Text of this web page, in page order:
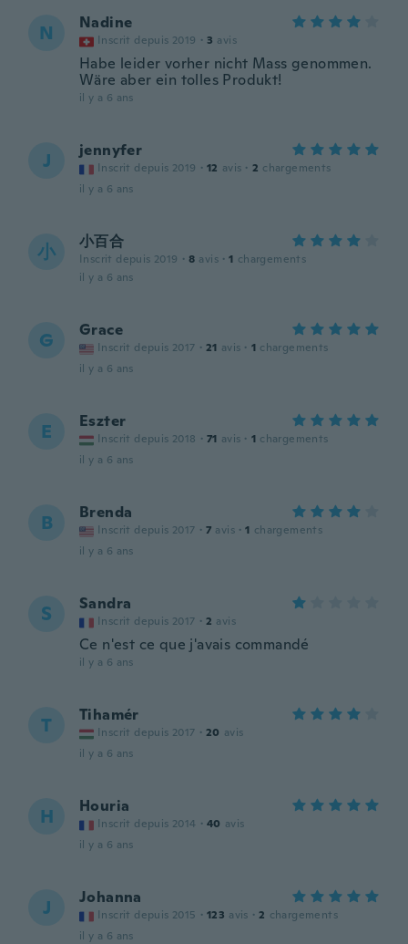
N Nadine
Inscrit depuis 2019 · 3 avis
Habe leider vorher nicht Mass genommen.
Wäre aber ein tolles Produkt!
il y a 6 ans
J jennyfer
Inscrit depuis 2019 · 12 avis · 2 chargements
il y a 6 ans
小 小百合
Inscrit depuis 2019 · 8 avis · 1 chargements
il y a 6 ans
G Grace
Inscrit depuis 2017 · 21 avis · 1 chargements
il y a 6 ans
E Eszter
Inscrit depuis 2018 · 71 avis · 1 chargements
il y a 6 ans
B Brenda
Inscrit depuis 2017 · 7 avis · 1 chargements
il y a 6 ans
S Sandra
Inscrit depuis 2017 · 2 avis
Ce n'est ce que j'avais commandé
il y a 6 ans
T Tihamér
Inscrit depuis 2017 · 20 avis
il y a 6 ans
H Houria
Inscrit depuis 2014 · 40 avis
il y a 6 ans
J Johanna
Inscrit depuis 2015 · 123 avis · 2 chargements
il y a 6 ans